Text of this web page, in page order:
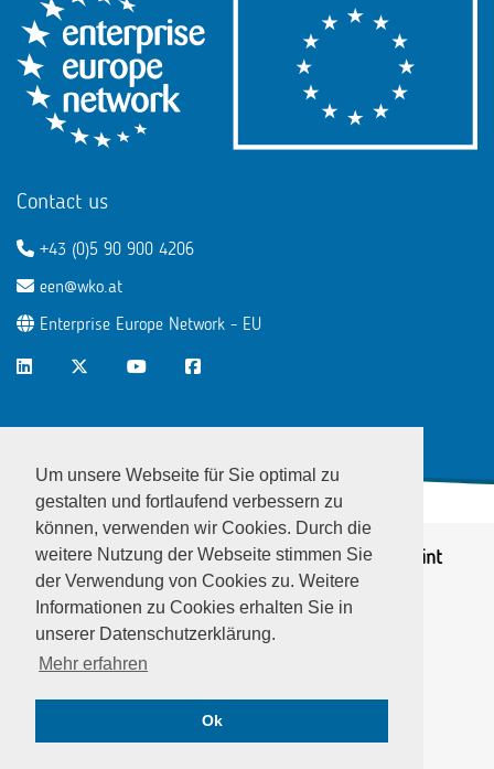
Um unsere Webseite für Sie optimal zu
gestalten und fortlaufend verbessern zu
können, verwenden wir Cookies. Durch die
weitere Nutzung der Webseite stimmen Sie
der Verwendung von Cookies zu. Weitere
Informationen zu Cookies erhalten Sie in
unserer Datenschutzerklärung.
Mehr erfahren
Ok
Contact us
+43 (0)5 90 900 4206
een@wko.at
Enterprise Europe Network - EU
LinkedInTwitterYoutubeFacebook
© EEN Austria 2026 Privacy notice| Imprint